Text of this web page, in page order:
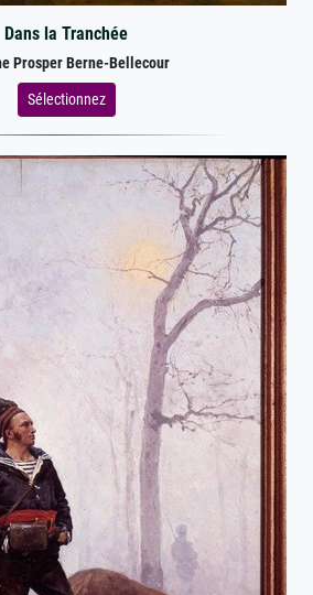
Dans la Tranchée
Prosper Berne-Bellecour
Sélectionnez